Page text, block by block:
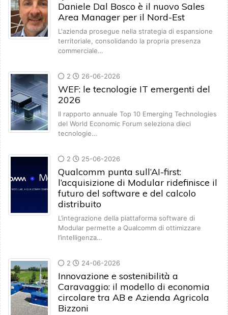
Daniele Dal Bosco è il nuovo Sales
Area Manager per il Nord-Est
L'azienda prosegue nella strategia di espansione
territoriale, consolidando la propria presenza
commerciale…
2 26-06-2026
WEF: le tecnologie IT emergenti del
2026
Il rapporto annuale Top 10 Emerging Technologies
del World Economic Forum seleziona dieci
tecnologie…
2 25-06-2026
Qualcomm punta sull’AI-first:
l’acquisizione di Modular ridefinisce il
futuro del software e del calcolo
distribuito
L’integrazione della piattaforma software di
Modular permette a Qualcomm di ottimizzare
l’intelligenza…
2 24-06-2026
Innovazione e sostenibilità a
Caravaggio: il modello di economia
circolare tra AB e Azienda Agricola
Bizzoni